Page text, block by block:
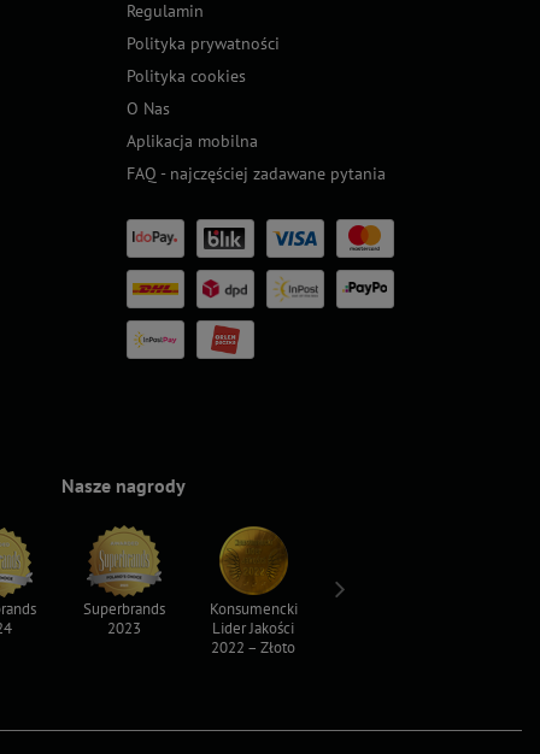
Regulamin
Polityka prywatności
Polityka cookies
O Nas
Aplikacja mobilna
FAQ - najczęściej zadawane pytania
Nasze nagrody
Superbrands
2023
Konsumencki
Lider Jakości
2022 – Złoto